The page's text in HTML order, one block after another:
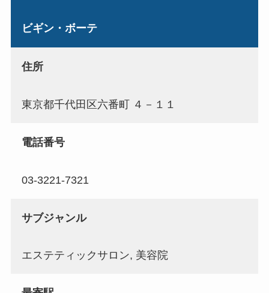
ビギン・ボーテ
住所
東京都千代田区六番町 ４－１１
電話番号
03-3221-7321
サブジャンル
エステティックサロン, 美容院